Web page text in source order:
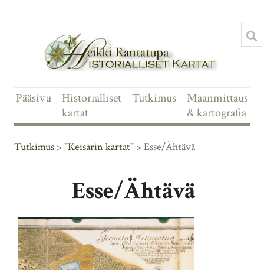
Pääsivu
Historialliset
kartat
Tutkimus
Maanmittaus
& kartografia
Tutkimus >"Keisarin kartat" > Esse/Ähtävä
Esse/Ähtävä